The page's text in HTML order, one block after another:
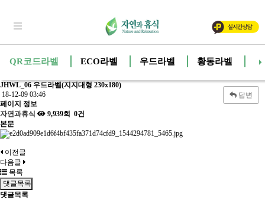
QR코드라벨 ECO라벨 우드라벨 황동라벨
답변
JHWL_06 우드라벨(지지대형 230x180)
18-12-09 03:46
페이지 정보
자연과휴식
9,939회 0건
본문
이전글
다음글
목록
댓글목록
댓글목록